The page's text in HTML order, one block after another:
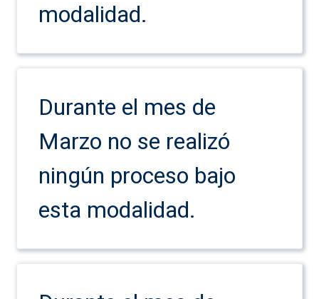
modalidad.
Durante el mes de
Marzo no se realizó
ningún proceso bajo
esta modalidad.